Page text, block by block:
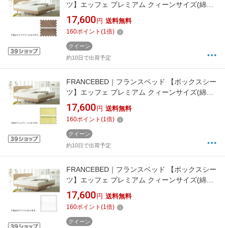
ツ】エッフェ プレミアム クィーンサイズ(綿
100%/170×195×40cm/ラテブラウン) フランス
ベッド
17,600 円 送料無料
160ポイント (1倍)
クイーン
約10日で出荷予定
FRANCEBED｜フランスベッド 【ボックスシー
ツ】エッフェ プレミアム クィーンサイズ(綿
100%/170×195×40cm/ライムグリーン) フラン
スベッド
17,600 円 送料無料
160ポイント (1倍)
クイーン
約10日で出荷予定
FRANCEBED｜フランスベッド 【ボックスシー
ツ】エッフェ プレミアム クィーンサイズ(綿
100%/170×195×40cm/ホワイト) フランスベッ
ド
17,600 円 送料無料
160ポイント (1倍)
クイーン